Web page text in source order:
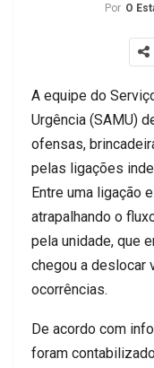
Por O
A equipe do
Urgência (SAMU)
ofensas,
pelas ligações
Entre uma ligação
atrapalhando o
pela unidade, que
chegou a deslocar
ocorrências.
De acordo com
foram